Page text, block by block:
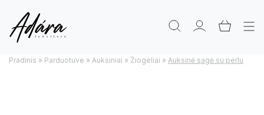
Pradinis » Parduotuve » Auksiniai » Žiogeliai » Auksinė sagė su perlu